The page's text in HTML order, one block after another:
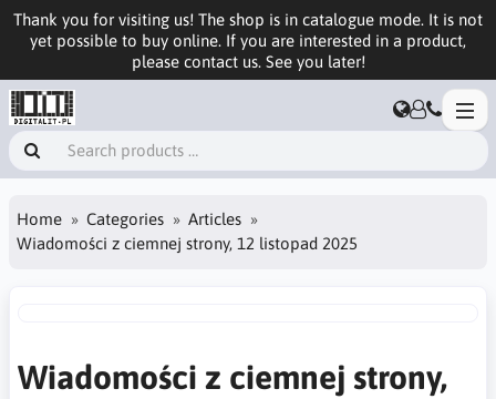
Thank you for visiting us! The shop is in catalogue mode. It is not
yet possible to buy online. If you are interested in a product,
please contact us. See you later!
Home Categories
Articles
Wiadomości z ciemnej strony, 12 listopad 2025
Wiadomości z ciemnej strony,